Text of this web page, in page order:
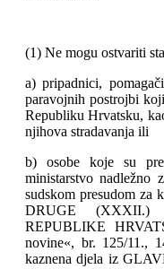
(1) Ne mogu ostvariti
a) pripadnici,
paravojnih postrojbi
Republiku Hrvatsku,
njihova stradavanja ili
b) osobe koje su
ministarstvo nadležno
sudskom presudom
DRUGE (XXXII.)
REPUBLIKE
novine«, br. 125/11.,
kaznena djela iz